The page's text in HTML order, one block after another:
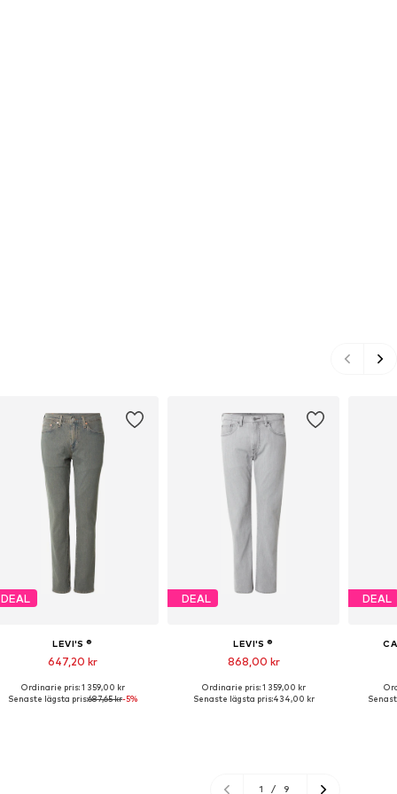
DEAL
LEVI'S ®
647,20 kr
Tillgänglig i många storlekar
Ordinarie pris: 1 359,00 kr
Senaste lägsta pris:687,65 kr-5%
DEAL
LEVI'S ®
868,00 kr
Tillgänglig i många storlekar
Ordinarie pris: 1 359,00 kr
Senaste lägsta pris:434,00 kr
DEAL
1 / 9